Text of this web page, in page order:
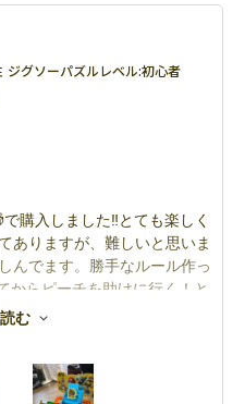
ジグソーパズルレベル:初心者
購入しました‼️とても楽しく
ありますが、難しいと思いま
んでます。勝手なルール作っ
からピーチを助けに行く！と
とか！！
む